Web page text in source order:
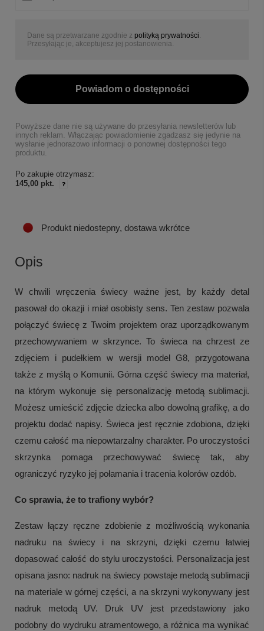
Dane są przetwarzane zgodnie z polityką prywatności
Przesyłając je, akceptujesz jej postanowienia.
Powiadom o dostępności
Powyższe dane nie są używane do przesyłania newsletterów lub
innych reklam. Włączając powiadomienie zgadzasz się jedynie na
wysłanie jednorazowo informacji o ponownej dostępności tego
produktu.
Po zakupie otrzymasz:
145,00 pkt.
Produkt niedostepny, dostawa wkrótce
Opis
W chwili wręczenia świecy ważne jest, by każdy detal
pasował do okazji i miał osobisty sens. Ten zestaw pozwala
połączyć świecę z Twoim projektem oraz uporządkowanym
przechowywaniem w skrzynce. To świeca na chrzest ze
zdjęciem i pudełkiem w wersji model G8, przygotowana
także z myślą o Komunii. Górna część świecy ma materiał,
na którym wykonuje się personalizację metodą sublimacji.
Możesz umieścić zdjęcie dziecka albo dowolną grafikę, a do
projektu dodać napisy. Świeca jest ręcznie zdobiona, dzięki
czemu całość ma niepowtarzalny charakter. Po uroczystości
skrzynka pomaga przechowywać świecę tak, aby
ograniczyć ryzyko jej połamania i tracenia kolorów ozdób.
Co sprawia, że to trafiony wybór?
Zestaw łączy ręczne zdobienie z możliwością wykonania
nadruku na świecy i na skrzyni, dzięki czemu łatwiej
dopasować całość do stylu uroczystości. Personalizacja jest
opisana jasno: nadruk na świecy powstaje metodą sublimacji
na materiale w górnej części, a na skrzyni wykonywany jest
nadruk metodą UV. Druk UV jest przedstawiony jako
podobny do wydruku atramentowego, a różnica ma wynikać